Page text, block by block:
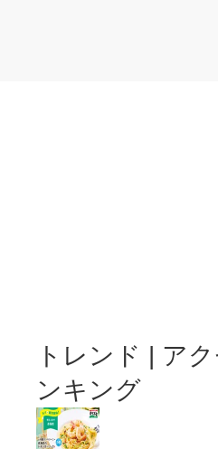
トレンド | ア
ンキング